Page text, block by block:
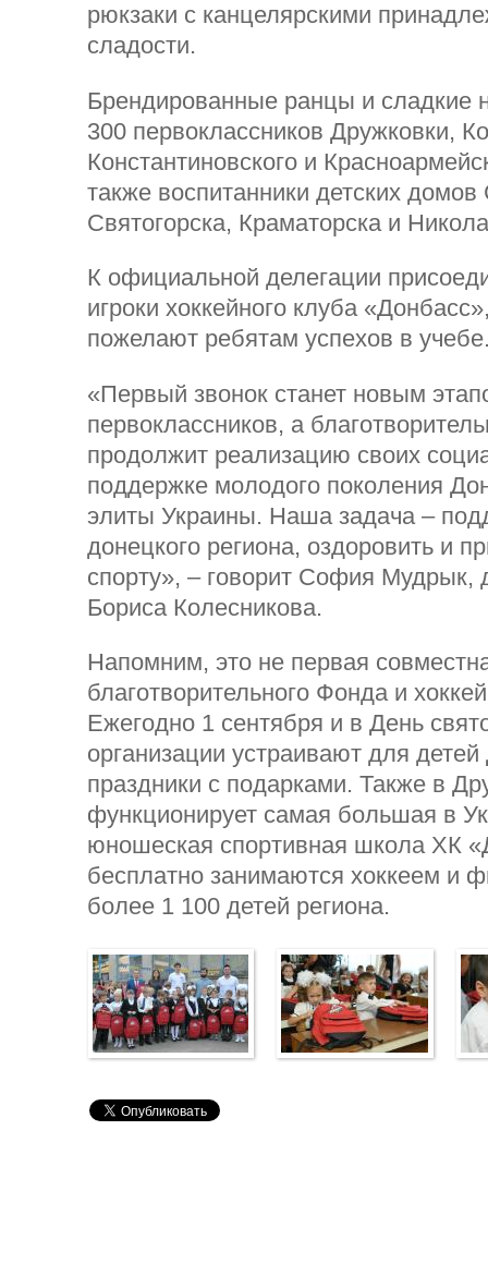
рюкзаки с канцелярскими
сладости.
Брендированные ранцы и сладкие
300 первоклассников Дружковки,
Константиновского и
также воспитанники детских
Святогорска, Краматорска и
К официальной делегации
игроки хоккейного клуба
пожелают ребятам успехов в
«Первый звонок станет новым
первоклассников, а
продолжит реализацию своих
поддержке молодого поколения
элиты Украины. Наша задача –
донецкого региона, оздоровить и
спорту», – говорит София Мудрык,
Бориса Колесникова.
Напомним, это не первая
благотворительного Фонда и
Ежегодно 1 сентября и в День
организации устраивают для
праздники с подарками. Также в
функционирует самая большая в
юношеская спортивная школа ХК
бесплатно занимаются хоккеем и
более 1 100 детей региона.